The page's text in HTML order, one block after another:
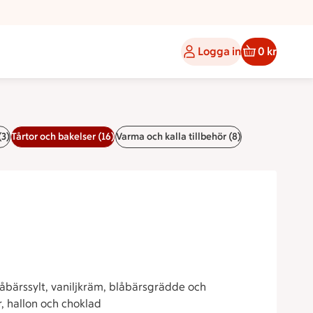
Logga in 0 kr
Tårtor och bakelser (16)Varma och kalla tillbehör (8)
vaniljkräm, blåbärsgrädde och
hallon och choklad